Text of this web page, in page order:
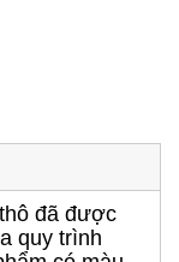
đã được
quy trình